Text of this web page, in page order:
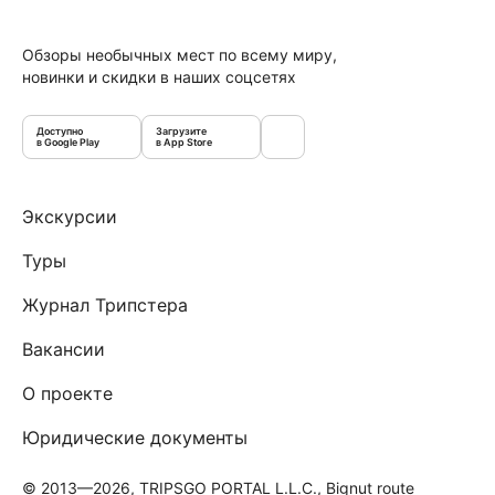
Обзоры необычных мест по всему миру,
новинки и скидки в наших соцсетях
Доступно
в Google Play
Загрузите
в App Store
Экскурсии
Туры
Журнал Трипстера
Вакансии
О проекте
Юридические документы
© 2013—2026, TRIPSGO PORTAL L.L.C., Bignut route